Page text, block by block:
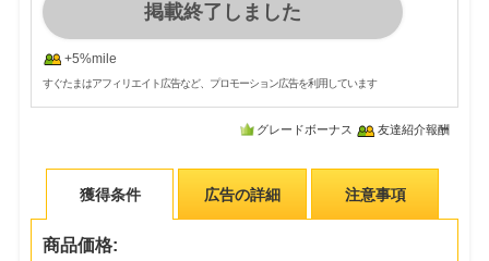
掲載終了しました
+5%mile
すぐたまはアフィリエイト広告など、プロモーション広告を利用しています
グレードボーナス 友達紹介報酬
獲得条件 広告の詳細 注意事項
商品価格: